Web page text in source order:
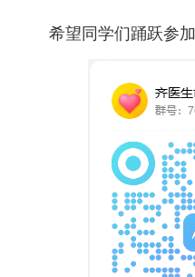
希望同学们踊跃参加